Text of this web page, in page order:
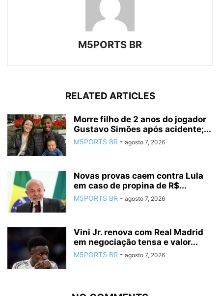
M5PORTS BR
RELATED ARTICLES
Morre filho de 2 anos do jogador
Gustavo Simões após acidente;...
M5PORTS BR - agosto 7, 2026
Novas provas caem contra Lula
em caso de propina de R$...
M5PORTS BR - agosto 7, 2026
Vini Jr. renova com Real Madrid
em negociação tensa e valor...
M5PORTS BR - agosto 7, 2026